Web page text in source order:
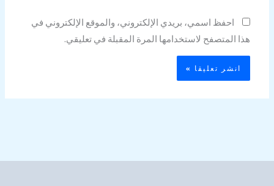
احفظ اسمي، بريدي الإلكتروني، والموقع الإلكتروني في
هذا المتصفح لاستخدامها المرة المقبلة في تعليقي.